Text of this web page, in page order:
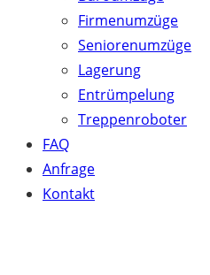
Firmenumzüge
Seniorenumzüge
Lagerung
Entrümpelung
Treppenroboter
FAQ
Anfrage
Kontakt